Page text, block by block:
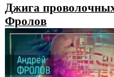
Джига
Фролов